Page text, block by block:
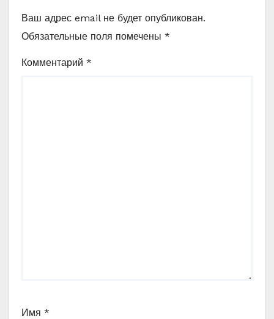
Ваш адрес email не будет опубликован.
Обязательные поля помечены *
Комментарий *
Имя *